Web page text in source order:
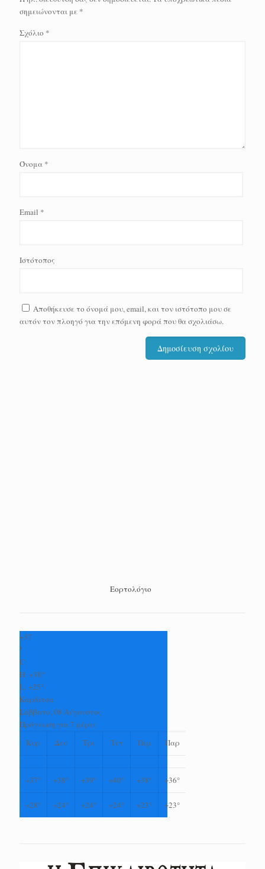
σημειώνονται με *
Σχόλιο *
Όνομα *
Email *
Ιστότοπος
Αποθήκευσε το όνομά μου, email, και τον ιστότοπο μου σε
αυτόν τον πλοηγό για την επόμενη φορά που θα σχολιάσω.
Εορτολόγιο
+37
°
C
H: +38°
L: +25°
Καρδίτσα
Σάββατο, 08 Αύγουστος
Πρόγνωση για 7 μέρες
Κυρ
Δευ Τρι Τετ Πεμ Παρ
+37° +38° +39° +40° +38° +36°
+28° +24° +24° +24° +23° +23°